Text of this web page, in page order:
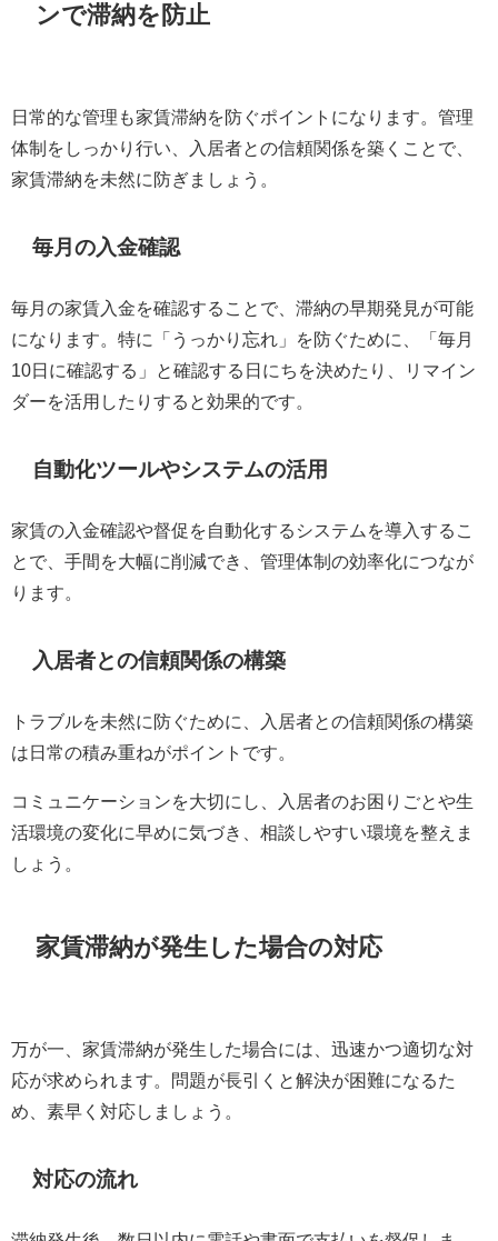
ンで滞納を防止
日常的な管理も家賃滞納を防ぐポイントになります。管理
体制をしっかり行い、入居者との信頼関係を築くことで、
家賃滞納を未然に防ぎましょう。
毎月の入金確認
毎月の家賃入金を確認することで、滞納の早期発見が可能
になります。特に「うっかり忘れ」を防ぐために、「毎月
10日に確認する」と確認する日にちを決めたり、リマイン
ダーを活用したりすると効果的です。
自動化ツールやシステムの活用
家賃の入金確認や督促を自動化するシステムを導入するこ
とで、手間を大幅に削減でき、管理体制の効率化につなが
ります。
入居者との信頼関係の構築
トラブルを未然に防ぐために、入居者との信頼関係の構築
は日常の積み重ねがポイントです。
コミュニケーションを大切にし、入居者のお困りごとや生
活環境の変化に早めに気づき、相談しやすい環境を整えま
しょう。
家賃滞納が発生した場合の対応
万が一、家賃滞納が発生した場合には、迅速かつ適切な対
応が求められます。問題が長引くと解決が困難になるた
め、素早く対応しましょう。
対応の流れ